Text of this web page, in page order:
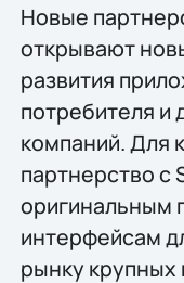
Новые
открывают
развития
потребителя и
компаний. Для
партнерство с
оригинальным
интерфейсам
рынку крупных